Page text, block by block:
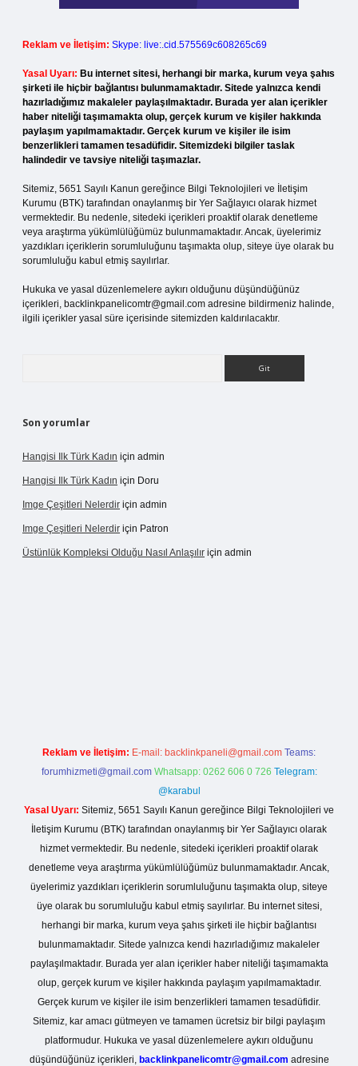
Reklam ve İletişim: Skype: live:.cid.575569c608265c69
Yasal Uyarı: Bu internet sitesi, herhangi bir marka, kurum veya şahıs
şirketi ile hiçbir bağlantısı bulunmamaktadır. Sitede yalnızca kendi
hazırladığımız makaleler paylaşılmaktadır. Burada yer alan içerikler
haber niteliği taşımamakta olup, gerçek kurum ve kişiler hakkında
paylaşım yapılmamaktadır. Gerçek kurum ve kişiler ile isim
benzerlikleri tamamen tesadüfidir. Sitemizdeki bilgiler taslak
halindedir ve tavsiye niteliği taşımazlar.
Sitemiz, 5651 Sayılı Kanun gereğince Bilgi Teknolojileri ve İletişim
Kurumu (BTK) tarafından onaylanmış bir Yer Sağlayıcı olarak hizmet
vermektedir. Bu nedenle, sitedeki içerikleri proaktif olarak denetleme
veya araştırma yükümlülüğümüz bulunmamaktadır. Ancak, üyelerimiz
yazdıkları içeriklerin sorumluluğunu taşımakta olup, siteye üye olarak bu
sorumluluğu kabul etmiş sayılırlar.
Hukuka ve yasal düzenlemelere aykırı olduğunu düşündüğünüz
içerikleri, backlinkpanelicomtr@gmail.com adresine bildirmeniz halinde,
ilgili içerikler yasal süre içerisinde sitemizden kaldırılacaktır.
Son yorumlar
Hangisi Ilk Türk Kadın için admin
Hangisi Ilk Türk Kadın için Doru
Imge Çeşitleri Nelerdir için admin
Imge Çeşitleri Nelerdir için Patron
Üstünlük Kompleksi Olduğu Nasıl Anlaşılır için admin
Reklam ve İletişim: E-mail: backlinkpaneli@gmail.com Teams:
forumhizmeti@gmail.com Whatsapp: 0262 606 0 726 Telegram:
@karabul
Yasal Uyarı: Sitemiz, 5651 Sayılı Kanun gereğince Bilgi Teknolojileri ve
İletişim Kurumu (BTK) tarafından onaylanmış bir Yer Sağlayıcı olarak
hizmet vermektedir. Bu nedenle, sitedeki içerikleri proaktif olarak
denetleme veya araştırma yükümlülüğümüz bulunmamaktadır. Ancak,
üyelerimiz yazdıkları içeriklerin sorumluluğunu taşımakta olup, siteye
üye olarak bu sorumluluğu kabul etmiş sayılırlar. Bu internet sitesi,
herhangi bir marka, kurum veya şahıs şirketi ile hiçbir bağlantısı
bulunmamaktadır. Sitede yalnızca kendi hazırladığımız makaleler
paylaşılmaktadır. Burada yer alan içerikler haber niteliği taşımamakta
olup, gerçek kurum ve kişiler hakkında paylaşım yapılmamaktadır.
Gerçek kurum ve kişiler ile isim benzerlikleri tamamen tesadüfidir.
Sitemiz, kar amacı gütmeyen ve tamamen ücretsiz bir bilgi paylaşım
platformudur. Hukuka ve yasal düzenlemelere aykırı olduğunu
düşündüğünüz içerikleri, backlinkpanelicomtr@gmail.com adresine